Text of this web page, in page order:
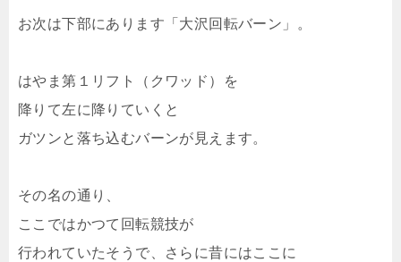
お次は下部にあります「大沢回転バーン」。
はやま第１リフト（クワッド）を
降りて左に降りていくと
ガツンと落ち込むバーンが見えます。
その名の通り、
ここではかつて回転競技が
行われていたそうで、さらに昔にはここに